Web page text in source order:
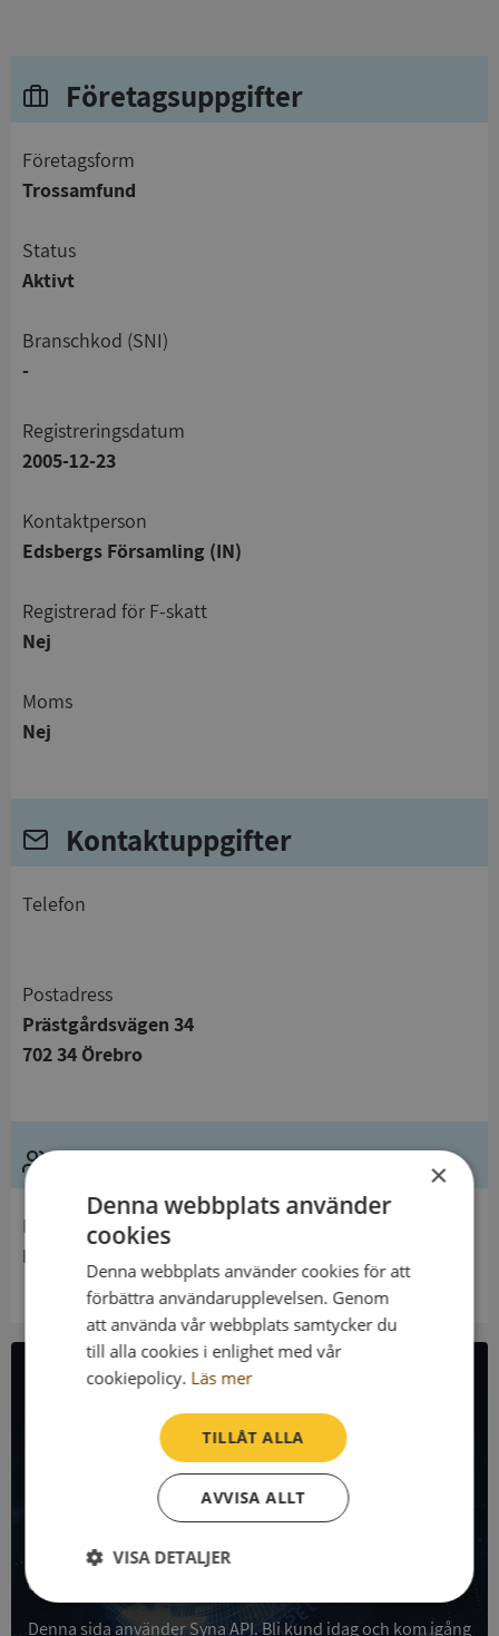
Företagsuppgifter
företagsform
Trossamfund
status
Aktivt
branschkod (SNI)
-
registreringsdatum
2005-12-23
Kontaktperson
Edsbergs Församling (IN)
registrerad för F-skatt
Nej
Moms
Nej
Kontaktuppgifter
telefon
Postadress
Prästgårdsvägen 34
702 34 Örebro
Ledning
Innehavare
Edsbergs Församling
All företagsdata i API
Få all denna företagsinformation i Syna API
Syna API är ett blixtsnabbt API där du kan hämta
registrerade företagsuppgifter, betalningsanmärkningar,
skatteuppgifter och mycket mer på alla Sveriges företag
och personer.
Denna sida använder Syna API. Bli kund idag och kom igång
×
Denna webbplats använder
cookies
Denna webbplats använder cookies för att
förbättra användarupplevelsen. Genom
att använda vår webbplats samtycker du
till alla cookies i enlighet med vår
cookiepolicy. Läs mer
TILLÅT ALLA
AVVISA ALLT
VISA DETALJER
Strikt
nödvändigt
Prestanda Inriktning